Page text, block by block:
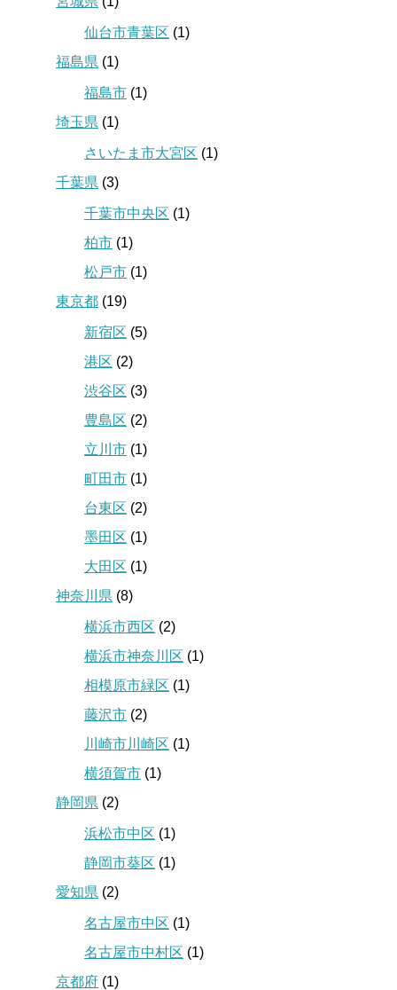
仙台市青葉区 (1)
福島県 (1)
福島市 (1)
埼玉県 (1)
さいたま市大宮区 (1)
千葉県 (3)
千葉市中央区 (1)
柏市 (1)
松戸市 (1)
東京都 (19)
新宿区 (5)
港区 (2)
渋谷区 (3)
豊島区 (2)
立川市 (1)
町田市 (1)
台東区 (2)
墨田区 (1)
大田区 (1)
神奈川県 (8)
横浜市西区 (2)
横浜市神奈川区 (1)
相模原市緑区 (1)
藤沢市 (2)
川崎市川崎区 (1)
横須賀市 (1)
静岡県 (2)
浜松市中区 (1)
静岡市葵区 (1)
愛知県 (2)
名古屋市中区 (1)
名古屋市中村区 (1)
京都府 (1)